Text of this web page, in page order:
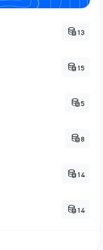
13
15
5
8
14
14